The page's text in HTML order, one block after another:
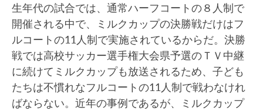
生年代の試合では、通常ハーフコートの８人制で
開催される中で、ミルクカップの決勝戦だけはフ
ルコートの11人制で実施されているからだ。決勝
戦では高校サッカー選手権大会県予選のＴＶ中継
に続けてミルクカップも放送されるため、子ども
たちは不慣れなフルコートの11人制で戦わなけれ
ばならない。近年の事例であるが、ミルクカップ